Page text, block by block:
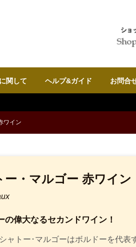
関して ヘルプ&ガイド お問合
ワイン
ー・マルゴー 赤ワイン
偉大なるセカンドワイン！
ャトー･マルゴーはボルドーを代表